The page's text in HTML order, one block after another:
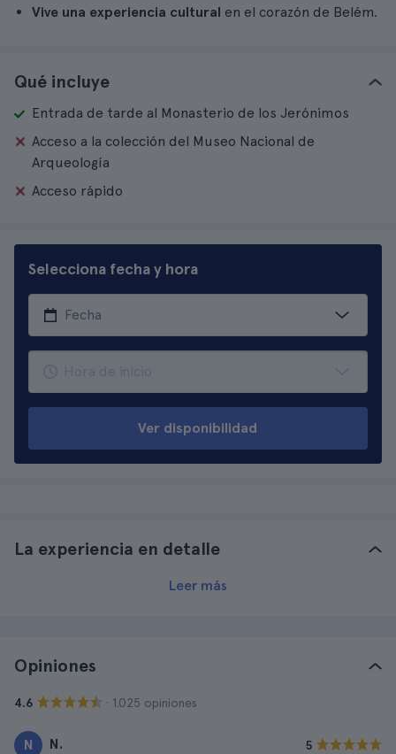
Vive una experiencia cultural en el corazón de Belém.
Qué incluye
Entrada de tarde al Monasterio de los Jerónimos
Acceso a la colección del Museo Nacional de
Arqueología
Acceso rápido
Selecciona fecha y hora
Ver disponibilidad
La experiencia en detalle
Leer más
Opiniones
4.6 · 1.025 opiniones
N N. 5